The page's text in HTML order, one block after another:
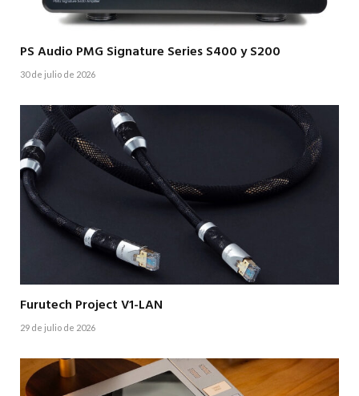
PS Audio PMG Signature Series S400 y S200
30 de julio de 2026
Furutech Project V1-LAN
29 de julio de 2026